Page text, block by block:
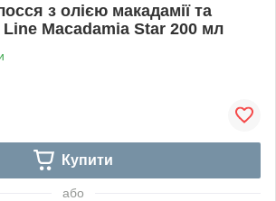
з олією макадамії та
Line Macadamia Star 200 мл
Купити
або